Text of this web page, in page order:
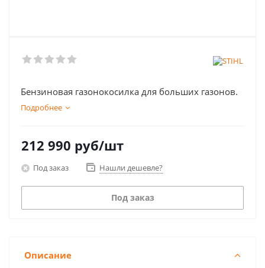
Бензиновая газонокосилка для больших газонов.
Подробнее
212 990 руб/шт
Под заказ Нашли дешевле?
Под заказ
Описание